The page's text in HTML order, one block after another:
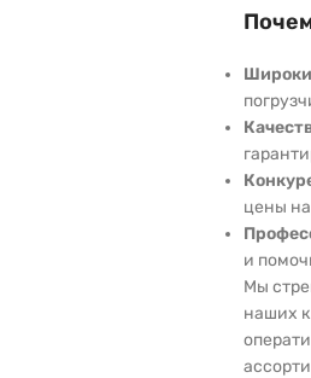
цены
и
Мы
наших